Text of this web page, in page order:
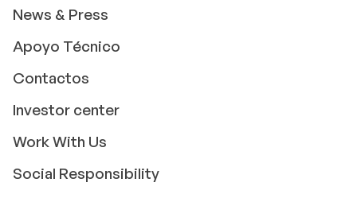
News & Press
Apoyo Técnico
Contactos
Investor center
Work With Us
Social Responsibility